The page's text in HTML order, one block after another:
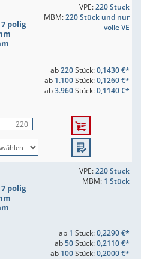
polig
VPE:220 Stück
MBM:220 Stück und nur
volle VE
ab220Stück:0,1430 €*
ab 1.100Stück:0,1260 €*
ab3.960Stück:0,1140 €*
polig
VPE:220 Stück
MBM: 1 Stück
ab 1 Stück:0,2290 €*
ab50Stück:0,2110 €*
ab 100Stück:0,2000 €*